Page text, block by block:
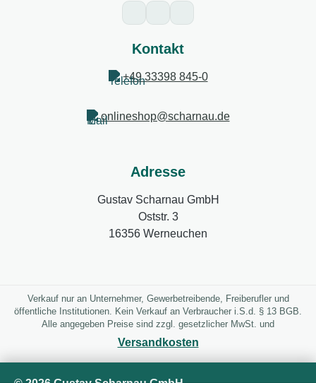
Kontakt
+49 33398 845-0
onlineshop@scharnau.de
Adresse
Gustav Scharnau GmbH
Oststr. 3
16356 Werneuchen
Verkauf nur an Unternehmer, Gewerbetreibende, Freiberufler und
öffentliche Institutionen. Kein Verkauf an Verbraucher i.S.d. § 13 BGB.
Alle angegeben Preise sind zzgl. gesetzlicher MwSt. und
Versandkosten